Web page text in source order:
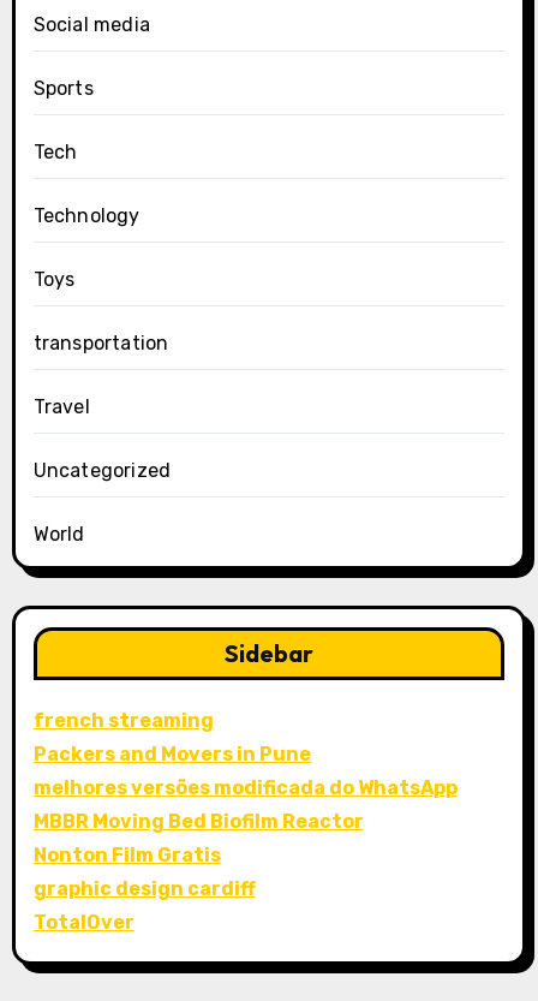
Social media
Sports
Tech
Technology
Toys
transportation
Travel
Uncategorized
World
Sidebar
french streaming
Packers and Movers in Pune
melhores versões modificada do WhatsApp
MBBR Moving Bed Biofilm Reactor
Nonton Film Gratis
graphic design cardiff
TotalOver